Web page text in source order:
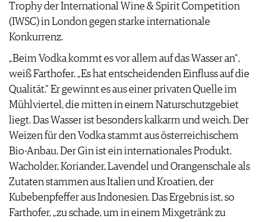
Trophy der International Wine & Spirit Competition
(IWSC) in London gegen starke internationale
Konkurrenz.
„Beim Vodka kommt es vor allem auf das Wasser an“,
weiß Farthofer. „Es hat entscheidenden Einfluss auf die
Qualität.“ Er gewinnt es aus einer privaten Quelle im
Mühlviertel, die mitten in einem Naturschutzgebiet
liegt. Das Wasser ist besonders kalkarm und weich. Der
Weizen für den Vodka stammt aus österreichischem
Bio-Anbau. Der Gin ist ein internationales Produkt.
Wacholder, Koriander, Lavendel und Orangenschale als
Zutaten stammen aus Italien und Kroatien, der
Kubebenpfeffer aus Indonesien. Das Ergebnis ist, so
Farthofer, „zu schade, um in einem Mixgetränk zu